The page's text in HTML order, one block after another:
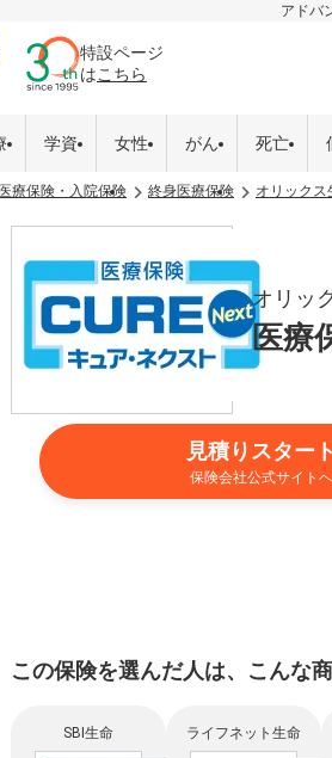
アドバ
特設ページ
はこちら
学資 女性 がん 死亡
医療保険・入院保険 終身医療保険 オリックス
オリッ
医療
見積りスタート
保険会社公式サイトへ
この保険を選んだ人は、 こんな
SBI生命 ライフネット生命